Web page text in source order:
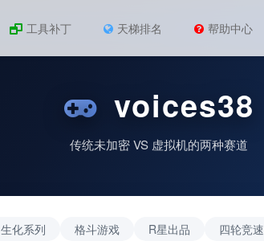
工具补丁 天梯排名 帮助中心
voices38
传统未加密 VS 虚拟机的两种赛道
生化系列 格斗游戏 R星出品 四轮竞速